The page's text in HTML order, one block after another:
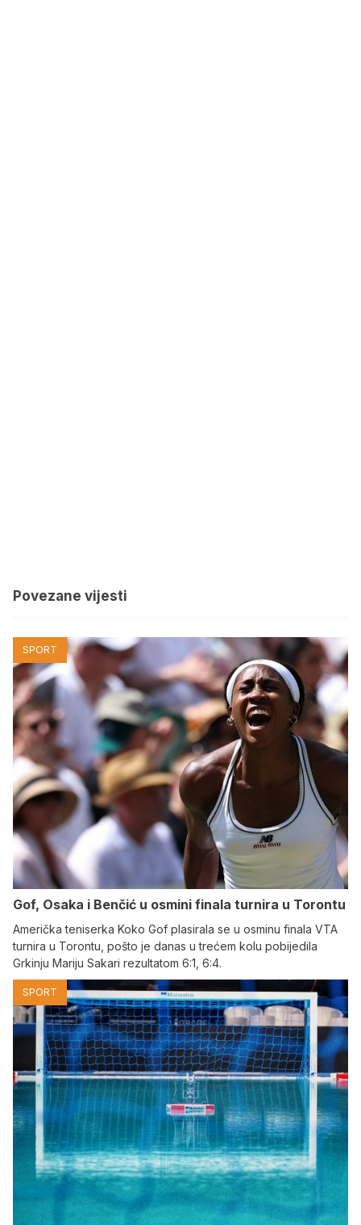
Povezane vijesti
SPORT
Gof, Osaka i Benčić u osmini finala turnira u Torontu
Američka teniserka Koko Gof plasirala se u osminu finala VTA
turnira u Torontu, pošto je danas u trećem kolu pobijedila
Grkinju Mariju Sakari rezultatom 6:1, 6:4.
SPORT